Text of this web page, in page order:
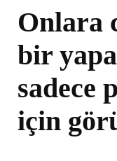
Onlara
bir
sadece
için